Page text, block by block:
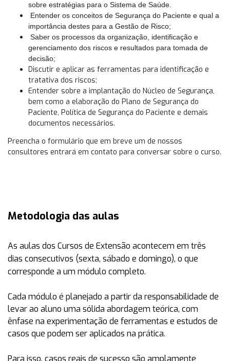
sobre estratégias para o Sistema de Saúde.
Entender os conceitos de Segurança do Paciente e qual a
importância destes para a Gestão de Risco;
Saber os processos da organização, identificação e
gerenciamento dos riscos e resultados para tomada de
decisão;
Discutir e aplicar as ferramentas para identificação e
tratativa dos riscos;
Entender sobre a implantação do Núcleo de Segurança,
bem como a elaboração do Plano de Segurança do
Paciente, Política de Segurança do Paciente e demais
documentos necessários.
Preencha o formulário que em breve um de nossos
consultores entrará em contato para conversar sobre o curso.
Metodologia das aulas
As aulas dos Cursos de Extensão acontecem em três
dias consecutivos (sexta, sábado e domingo), o que
corresponde a um módulo completo.
Cada módulo é planejado a partir da responsabilidade de
levar ao aluno uma sólida abordagem teórica, com
ênfase na experimentação de ferramentas e estudos de
casos que podem ser aplicados na prática.
Para isso, casos reais de sucesso são amplamente